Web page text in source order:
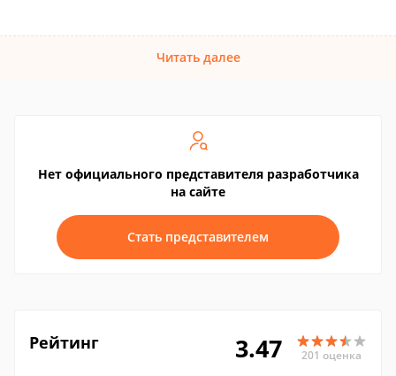
Читать далее
Нет официального представителя разработчика
на сайте
Стать представителем
Рейтинг 3.47 201 оценка